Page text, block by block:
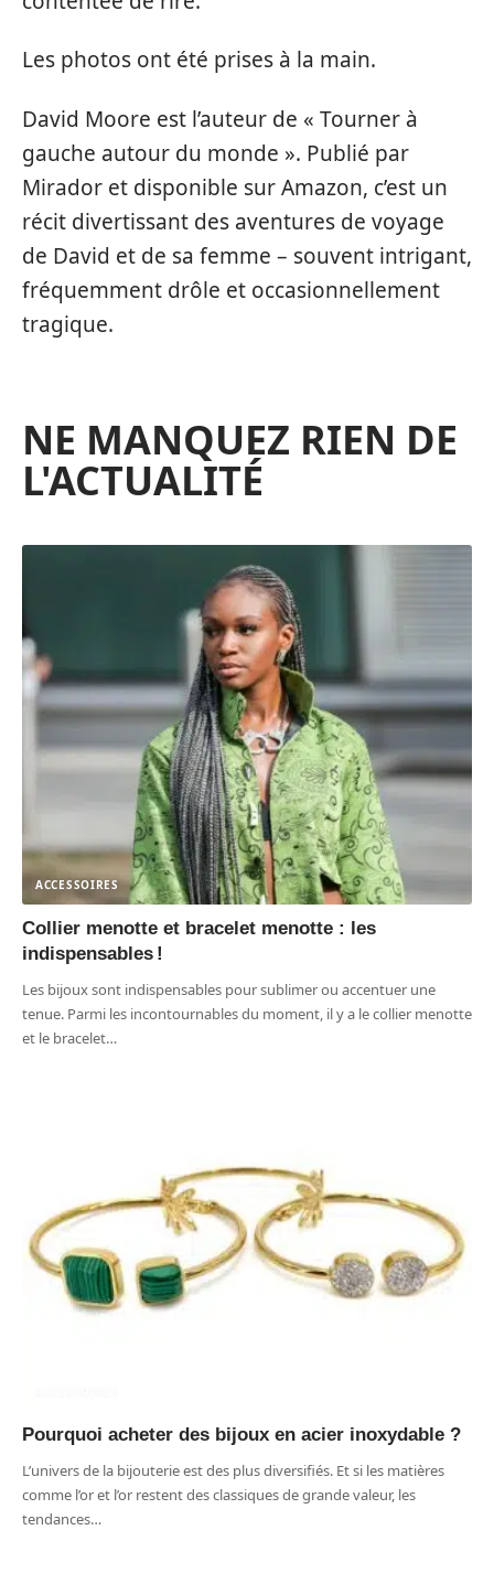
Les photos ont été prises à la main.
David Moore est l’auteur de « Tourner à
gauche autour du monde ». Publié par
Mirador et disponible sur Amazon, c’est un
récit divertissant des aventures de voyage
de David et de sa femme – souvent intrigant,
fréquemment drôle et occasionnellement
tragique.
NE MANQUEZ RIEN DE
L'ACTUALITÉ
ACCESSOIRES
Collier menotte et bracelet menotte : les
indispensables !
Les bijoux sont indispensables pour sublimer ou accentuer une
tenue. Parmi les incontournables du moment, il y a le collier menotte
et le bracelet…
Pourquoi acheter des bijoux en acier inoxydable ?
L’univers de la bijouterie est des plus diversifiés. Et si les matières
comme l’or et l’or restent des classiques de grande valeur, les
tendances…